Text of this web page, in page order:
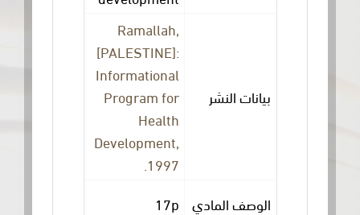
بيانات النشر
Ramallah,
[PALESTINE]:
Informational
Program for
Health
Development,
الوصف المادي
17p